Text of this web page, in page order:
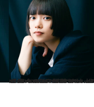
2023.6.23
「神さま」「花さま」と呼び合う 杉咲 花と神木隆之介、6度目の共演で 挑んだ“アドリブ待ち”シーン
カルチャー